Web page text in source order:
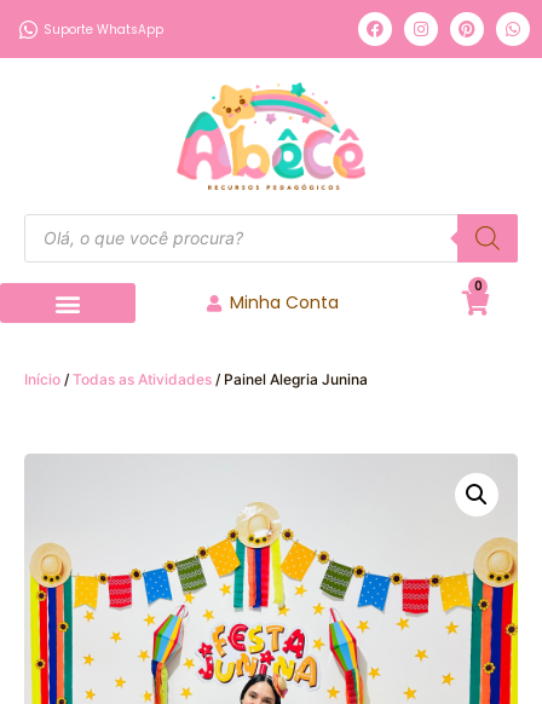
Suporte WhatsApp
Minha Conta
0
Início / Todas as Atividades / Painel Alegria Junina